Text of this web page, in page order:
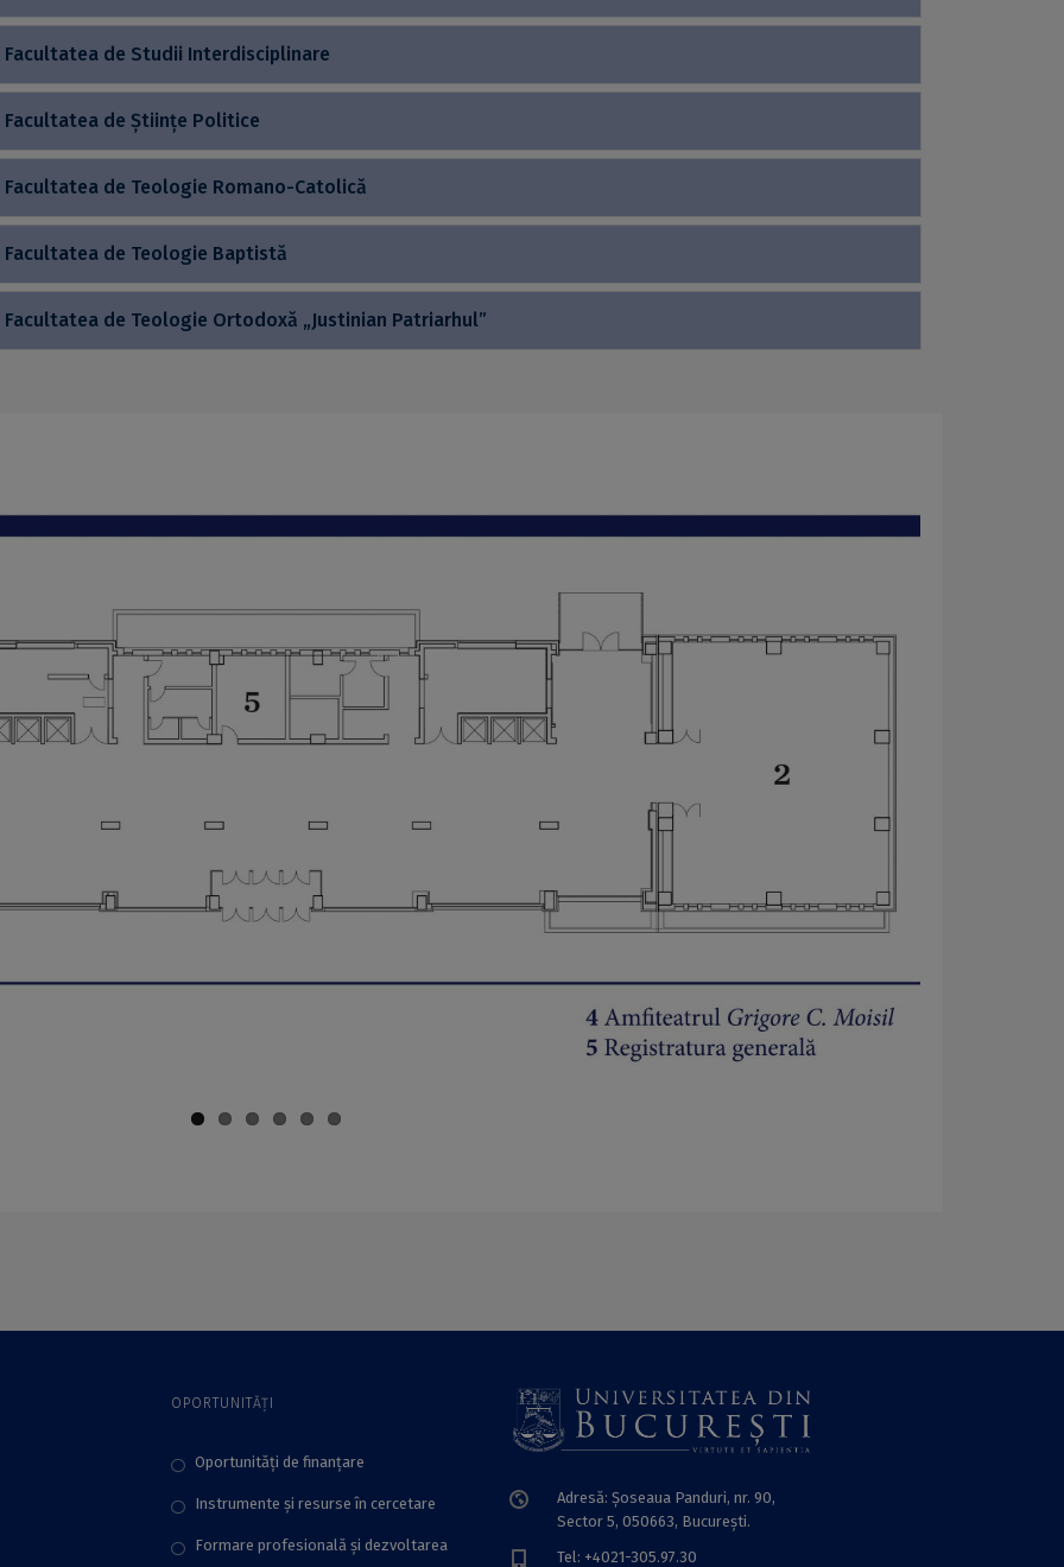
Facultatea de Studii Interdisciplinare
Facultatea de Științe Politice
Facultatea de Teologie Romano-Catolică
Facultatea de Teologie Baptistă
Facultatea de Teologie Ortodoxă „Justinian Patriarhul”
OPORTUNITĂȚI
Oportunități de finanțare
Instrumente și resurse în cercetare
Formare profesională și dezvoltarea
Adresă: Șoseaua Panduri, nr. 90,
Sector 5, 050663, Bucureşti.
Tel: +4021-305.97.30